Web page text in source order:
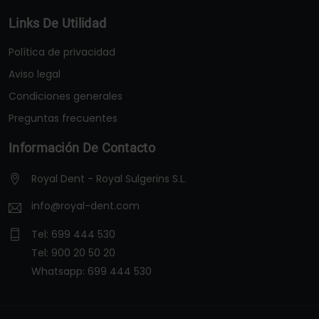
Links De Utilidad
Política de privacidad
Aviso legal
Condiciones generales
Preguntas frecuentes
Información De Contacto
Royal Dent - Royal Sulgerins S.L.
info@royal-dent.com
Tel: 699 444 530
Tel: 900 20 50 20
Whatsapp: 699 444 530